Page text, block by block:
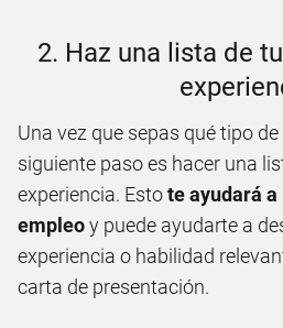
2. Haz una lista de
Una vez que sepas qué tipo
siguiente paso es hacer una
experiencia. Estote ayudará
empleoy puede ayudarte a
experiencia o habilidad
carta de presentación.